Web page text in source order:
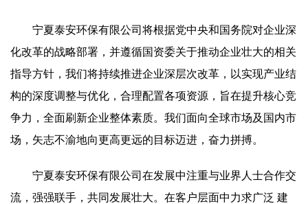
宁夏泰安环保有限公司将根据党中央和国务院对企业深
化改革的战略部署，并遵循国资委关于推动企业壮大的相关
指导方针，我们将持续推进企业深层次改革，以实现产业结
构的深度调整与优化，合理配置各项资源，旨在提升核心竞
争力，全面刷新企业整体素质。我们面向全球市场及国内市
场，矢志不渝地向更高更远的目标迈进，奋力拼搏。
宁夏泰安环保有限公司在发展中注重与业界人士合作交
流，强强联手，共同发展壮大。在客户层面中力求广泛 建